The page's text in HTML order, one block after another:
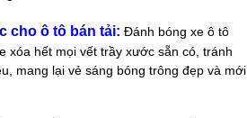
cho ô tô bán tải: Đánh bóng xe ô tô
xóa hết mọi vết trầy xước sẵn có, tránh
mang lại vẻ sáng bóng trông đẹp và mới